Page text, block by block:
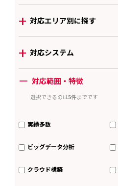
+ 対応エリア別に探す
+ 対応システム
ー 対応範囲・特徴
選択できるのは5件までです
実績多数
ビッグデータ分析
クラウド構築